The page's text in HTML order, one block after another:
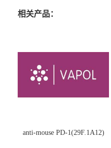
相关产品：
anti-mouse PD-1(29F.1A12)